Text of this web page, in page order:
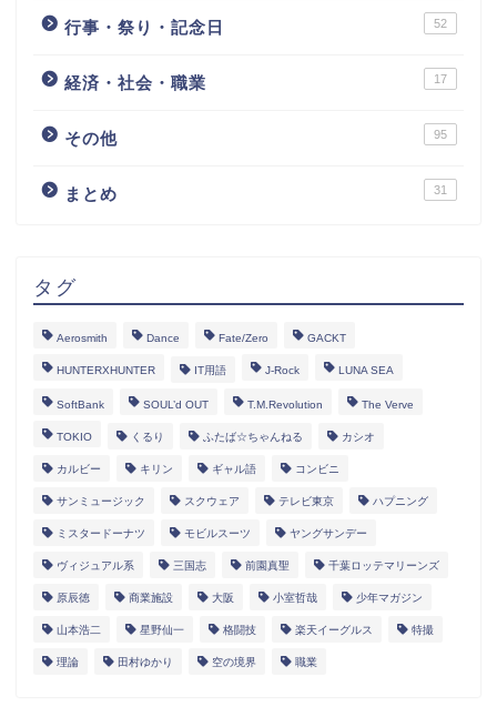
行事・祭り・記念日 52
経済・社会・職業 17
その他 95
まとめ 31
タグ
Aerosmith Dance Fate/Zero GACKT
HUNTERXHUNTER IT用語 J-Rock LUNA SEA
SoftBank SOUL’d OUT T.M.Revolution The Verve
TOKIO くるり ふたば☆ちゃんねる カシオ
カルビー キリン ギャル語 コンビニ
サンミュージック スクウェア テレビ東京 ハプニング
ミスタードーナツ モビルスーツ ヤングサンデー
ヴィジュアル系 三国志 前園真聖 千葉ロッテマリーンズ
原辰徳 商業施設 大阪 小室哲哉 少年マガジン
山本浩二 星野仙一 格闘技 楽天イーグルス 特撮
理論 田村ゆかり 空の境界 職業